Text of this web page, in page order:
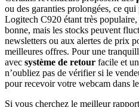
ou des garanties prolongées, ce
Logitech C920 étant très
bonne, mais les stocks peuvent
newsletters ou aux alertes de prix
meilleures offres. Pour une
avec système de retour facile et
n’oubliez pas de vérifier si le
pour recevoir votre webcam dans
Si vous cherchez le meilleur